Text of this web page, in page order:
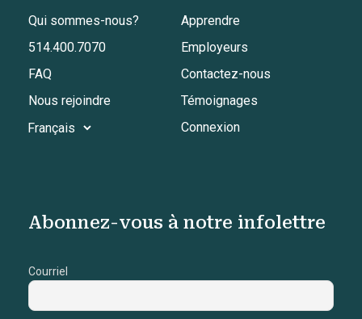
Qui sommes-nous?
Apprendre
514.400.7070
Employeurs
FAQ
Contactez-nous
Nous rejoindre
Témoignages
Connexion
Abonnez-vous à notre infolettre
Courriel